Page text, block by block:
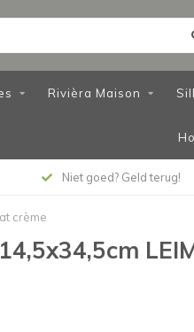
Rivièra Maison
Niet goed? Geld terug!
crème